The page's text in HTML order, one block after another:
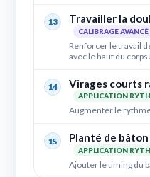
13 Travailler la
CALIBRAGE AVANCÉ
Renforcer le travail
avec le haut du corps
14 Virages courts
APPLICATION
Augmenter le
15 Planté de bâton
APPLICATION
Ajouter le timing du